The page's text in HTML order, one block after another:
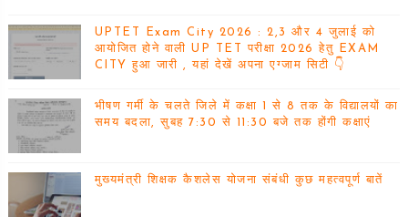
UPTET Exam City 2026 : 2,3 और 4 जुलाई को
आयोजित होने वाली UP TET परीक्षा 2026 हेतु EXAM
CITY हुआ जारी , यहां देखें अपना एग्जाम सिटी 👇
भीषण गर्मी के चलते जिले में कक्षा 1 से 8 तक के विद्यालयों का
समय बदला, सुबह 7:30 से 11:30 बजे तक होंगी कक्षाएं
मुख्यमंत्री शिक्षक कैशलेस योजना संबंधी कुछ महत्वपूर्ण बातें